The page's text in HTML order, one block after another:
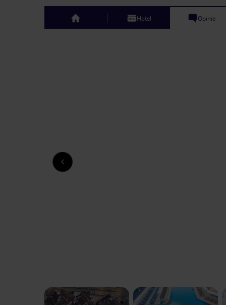
top Hotel Opinie
Previous slide